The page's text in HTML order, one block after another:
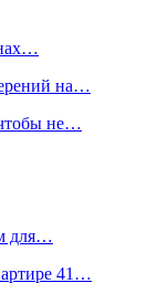
на…
чтобы не…
для…
41…